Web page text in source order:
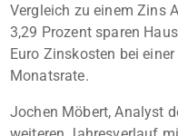
Vergleich zu einem Zins
3,29 Prozent sparen
Euro Zinskosten bei
Monatsrate.
Jochen Möbert, Analyst